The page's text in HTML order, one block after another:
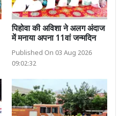
पिहोवा की अविशा ने अलग अंदाज
में मनाया अपना 11वां जन्मदिन
Published On 03 Aug 2026
09:02:32